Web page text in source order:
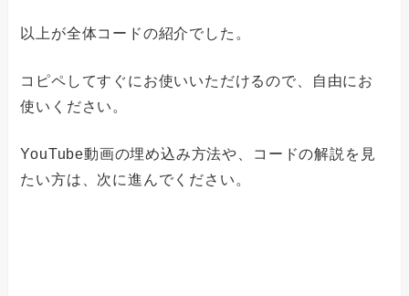
以上が全体コードの紹介でした。
コピペしてすぐにお使いいただけるので、自由にお
使いください。
YouTube動画の埋め込み方法や、コードの解説を見
たい方は、次に進んでください。